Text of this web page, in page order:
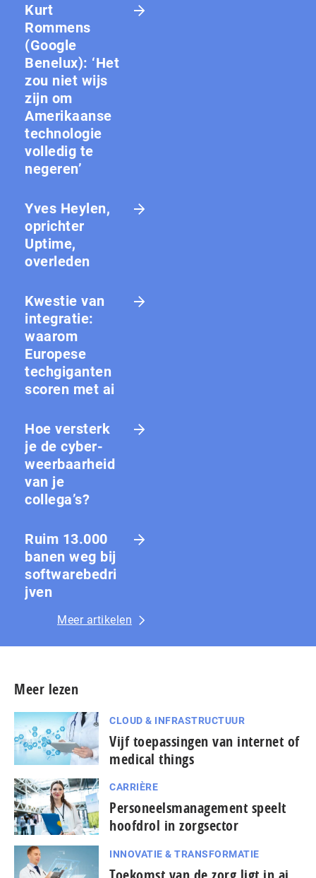
Kurt
Rommens
(Google
Benelux): ‘Het
zou niet wijs
zijn om
Amerikaanse
technologie
volledig te
negeren’
Yves Heylen,
oprichter
Uptime,
overleden
Kwestie van
integratie:
waarom
Europese
techgiganten
scoren met ai
Hoe versterk
je de cy­ber­
weer­baar­heid
van je
collega’s?
Ruim 13.000
banen weg bij
softwarebedri
jven
Meer artikelen
Meer lezen
CLOUD & INFRASTRUCTUUR
Vijf toepassingen van internet of
medical things
CARRIÈRE
Personeelsmanagement speelt
hoofdrol in zorgsector
INNOVATIE & TRANSFORMATIE